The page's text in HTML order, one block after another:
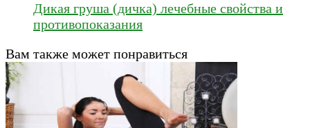
Дикая груша (дичка) лечебные свойства и
противопоказания
Вам также может понравиться